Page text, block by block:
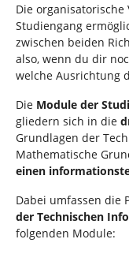
Die
Studiengang
zwischen beiden
also, wenn du dir
welche Ausrichtung
Die Module der
gliedern sich in die
Grundlagen der
Mathematische
einen
Dabei umfassen die
der Technischen
folgenden Module: